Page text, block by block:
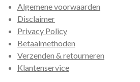
Algemene voorwaarden
Disclaimer
Privacy Policy
Betaalmethoden
Verzenden & retourneren
Klantenservice